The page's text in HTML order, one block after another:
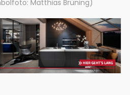
Matthias Brüning)